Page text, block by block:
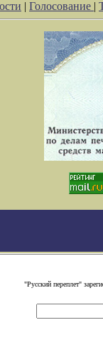
| Голосование |
"Русский переплет"